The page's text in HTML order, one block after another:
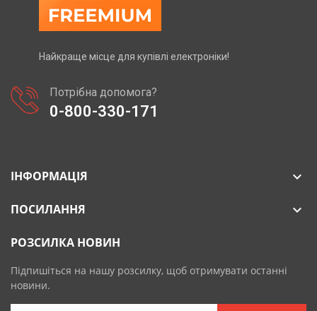
Найкраще місце для купівлі електроніки!
Потрібна допомога?
0-800-330-171
ІНФОРМАЦІЯ 
ПОСИЛАННЯ 
РОЗСИЛКА НОВИН
Підпишіться на нашу розсилку, щоб отримувати останні
новини.